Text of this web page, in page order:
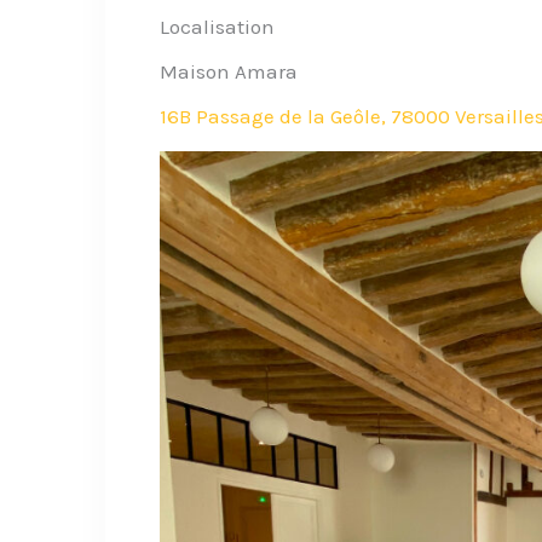
Localisation
Maison Amara
16B Passage de la Geôle, 78000